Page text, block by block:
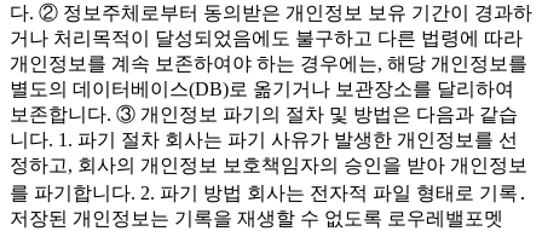
다. ② 정보주체로부터 동의받은 개인정보 보유 기간이 경과하
거나 처리목적이 달성되었음에도 불구하고 다른 법령에 따라
개인정보를 계속 보존하여야 하는 경우에는, 해당 개인정보를
별도의 데이터베이스(DB)로 옮기거나 보관장소를 달리하여
보존합니다. ③ 개인정보 파기의 절차 및 방법은 다음과 같습
니다. 1. 파기 절차 회사는 파기 사유가 발생한 개인정보를 선
정하고, 회사의 개인정보 보호책임자의 승인을 받아 개인정보
를 파기합니다. 2. 파기 방법 회사는 전자적 파일 형태로 기록․
저장된 개인정보는 기록을 재생할 수 없도록 로우레밸포멧